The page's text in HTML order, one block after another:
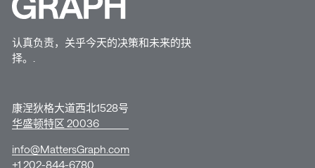
认真负责，关乎今天的决策和未来的抉
择。.
康涅狄格大道西北1528号
华盛顿特区 20036
info@MattersGraph.com
+1 202-844-6780